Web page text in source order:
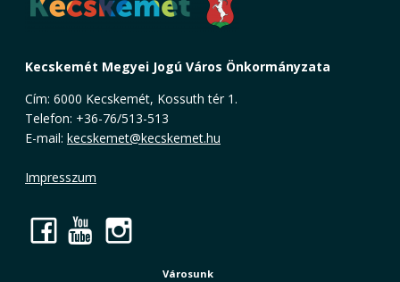
Kecskemét Megyei Jogú Város Önkormányzata
Cím: 6000 Kecskemét, Kossuth tér 1.
Telefon: +36-76/513-513
E-mail: kecskemet@kecskemet.hu
Impresszum
Facebook
YouTube
Városunk